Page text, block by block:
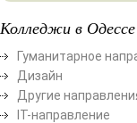
Колледжи в
Гуманитарное
Дизайн
Другие
ІТ-направление